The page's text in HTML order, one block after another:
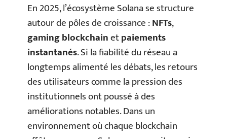
En 2025, l’écosystème Solana se structure
autour de pôles de croissance :NFTs,
gaming blockchainetpaiements
instantanés. Si la fiabilité du réseau a
longtemps alimenté les débats, les retours
des utilisateurs comme la pression des
institutionnels ont poussé à des
améliorations notables. Dans un
environnement où chaque blockchain